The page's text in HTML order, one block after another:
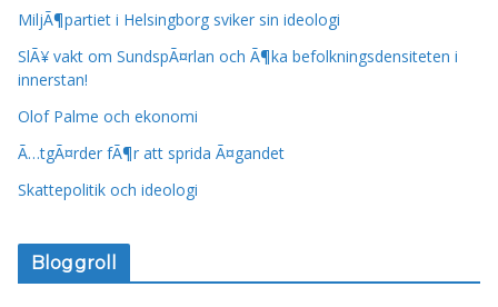
MiljÃ¶partiet i Helsingborg sviker sin ideologi
SlÃ¥ vakt om SundspÃ¤rlan och Ã¶ka befolkningsdensiteten i
innerstan!
Olof Palme och ekonomi
Ã…tgÃ¤rder fÃ¶r att sprida Ã¤gandet
Skattepolitik och ideologi
Bloggroll